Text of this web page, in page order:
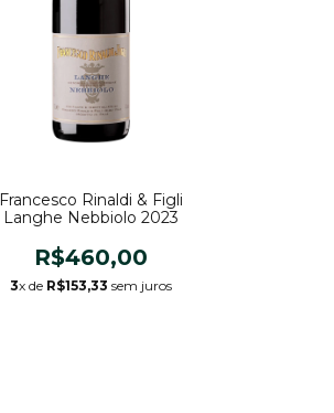
Francesco Rinaldi & Figli
Langhe Nebbiolo 2023
R$460,00
3x de R$153,33 sem juros